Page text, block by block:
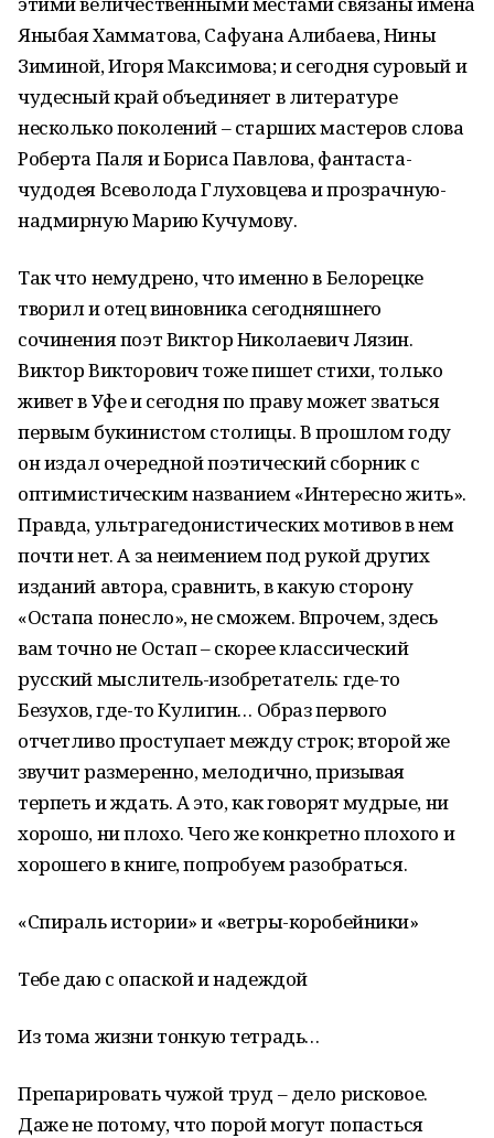
Яныбая Хамматова, Сафуана Алибаева, Нины
Зиминой, Игоря Максимова; и сегодня суровый и
чудесный край объединяет в литературе
несколько поколений – старших мастеров слова
Роберта Паля и Бориса Павлова, фантаста-
чудодея Всеволода Глуховцева и прозрачную-
надмирную Марию Кучумову.
Так что немудрено, что именно в Белорецке
творил и отец виновника сегодняшнего
сочинения поэт Виктор Николаевич Лязин.
Виктор Викторович тоже пишет стихи, только
живет в Уфе и сегодня по праву может зваться
первым букинистом столицы. В прошлом году
он издал очередной поэтический сборник с
оптимистическим названием «Интересно жить».
Правда, ультрагедонистических мотивов в нем
почти нет. А за неимением под рукой других
изданий автора, сравнить, в какую сторону
«Остапа понесло», не сможем. Впрочем, здесь
вам точно не Остап – скорее классический
русский мыслитель-изобретатель: где-то
Безухов, где-то Кулигин… Образ первого
отчетливо проступает между строк; второй же
звучит размеренно, мелодично, призывая
терпеть и ждать. А это, как говорят мудрые, ни
хорошо, ни плохо. Чего же конкретно плохого и
хорошего в книге, попробуем разобраться.
«Спираль истории» и «ветры-коробейники»
Тебе даю с опаской и надеждой
Из тома жизни тонкую тетрадь…
Препарировать чужой труд – дело рисковое.
Даже не потому, что порой могут попасться